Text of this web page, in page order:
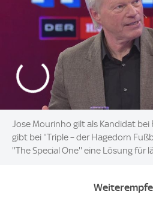
Jose Mourinho gilt als Kandidat bei
gibt bei ''Triple – der Hagedorn
''The Special One'' eine Lösung für